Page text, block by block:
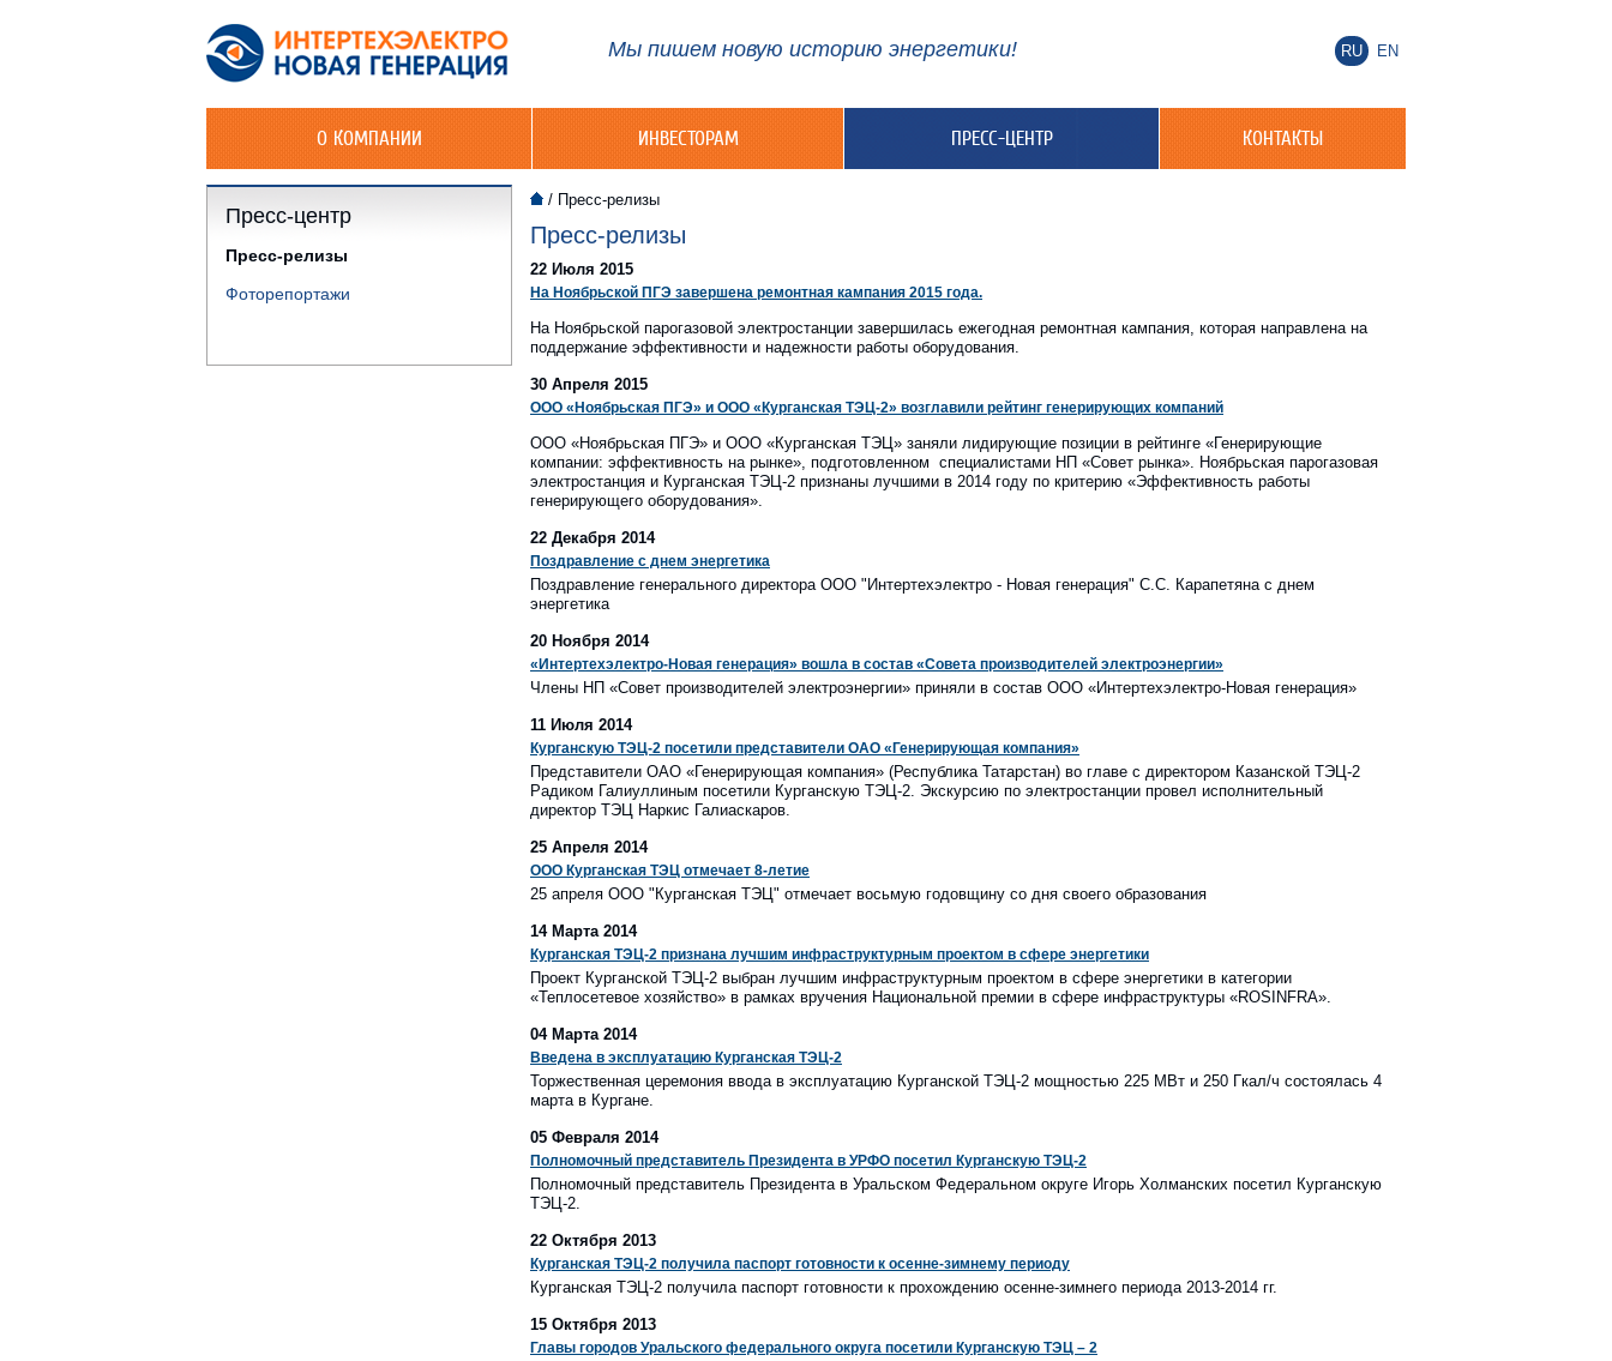
Мы пишем новую историю энергетики! RU EN
О КОМПАНИИ ИНВЕСТОРАМ ПРЕСС-ЦЕНТР КОНТАКТЫ
Пресс-центр
Пресс-релизы
Фоторепортажи
/ Пресс-релизы
Пресс-релизы
22 Июля 2015
На Ноябрьской ПГЭ завершена ремонтная кампания 2015 года.
На Ноябрьской парогазовой электростанции завершилась ежегодная ремонтная кампания, которая направлена на
поддержание эффективности и надежности работы оборудования.
30 Апреля 2015
ООО «Ноябрьская ПГЭ» и ООО «Курганская ТЭЦ-2» возглавили рейтинг генерирующих компаний
ООО «Ноябрьская ПГЭ» и ООО «Курганская ТЭЦ» заняли лидирующие позиции в рейтинге «Генерирующие
компании: эффективность на рынке», подготовленном специалистами НП «Совет рынка». Ноябрьская парогазовая
электростанция и Курганская ТЭЦ-2 признаны лучшими в 2014 году по критерию «Эффективность работы
генерирующего оборудования».
22 Декабря 2014
Поздравление с днем энергетика
Поздравление генерального директора ООО "Интертехэлектро - Новая генерация" С.С. Карапетяна с днем
энергетика
20 Ноября 2014
«Интертехэлектро-Новая генерация» вошла в состав «Совета производителей электроэнергии»
Члены НП «Совет производителей электроэнергии» приняли в состав ООО «Интертехэлектро-Новая генерация»
11 Июля 2014
Курганскую ТЭЦ-2 посетили представители ОАО «Генерирующая компания»
Представители ОАО «Генерирующая компания» (Республика Татарстан) во главе с директором Казанской ТЭЦ-2
Радиком Галиуллиным посетили Курганскую ТЭЦ-2. Экскурсию по электростанции провел исполнительный
директор ТЭЦ Наркис Галиаскаров.
25 Апреля 2014
ООО Курганская ТЭЦ отмечает 8-летие
25 апреля ООО "Курганская ТЭЦ" отмечает восьмую годовщину со дня своего образования
14 Марта 2014
Курганская ТЭЦ-2 признана лучшим инфраструктурным проектом в сфере энергетики
Проект Курганской ТЭЦ-2 выбран лучшим инфраструктурным проектом в сфере энергетики в категории
«Теплосетевое хозяйство» в рамках вручения Национальной премии в сфере инфраструктуры «ROSINFRA».
04 Марта 2014
Введена в эксплуатацию Курганская ТЭЦ-2
Торжественная церемония ввода в эксплуатацию Курганской ТЭЦ-2 мощностью 225 МВт и 250 Гкал/ч состоялась 4
марта в Кургане.
05 Февраля 2014
Полномочный представитель Президента в УРФО посетил Курганскую ТЭЦ-2
Полномочный представитель Президента в Уральском Федеральном округе Игорь Холманских посетил Курганскую
ТЭЦ-2.
22 Октября 2013
Курганская ТЭЦ-2 получила паспорт готовности к осенне-зимнему периоду
Курганская ТЭЦ-2 получила паспорт готовности к прохождению осенне-зимнего периода 2013-2014 гг.
15 Октября 2013
Главы городов Уральского федерального округа посетили Курганскую ТЭЦ – 2